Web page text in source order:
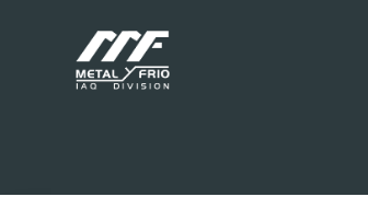
contenido